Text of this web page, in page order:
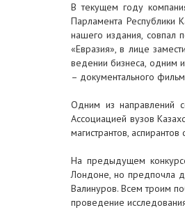
В текущем году
Парламента Республики
нашего издания, совпал
«Евразия», в лице
ведении бизнеса, одним
– документального
Одним из направлений
Ассоциацией вузов
магистрантов,
На предыдущем
Лондоне, но предпочла
Валинуров. Всем троим
проведение